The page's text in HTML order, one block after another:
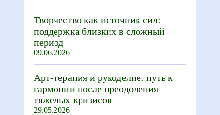
Творчество как источник сил:
поддержка близких в сложный
период
09.06.2026
Арт-терапия и рукоделие: путь к
гармонии после преодоления
тяжелых кризисов
29.05.2026